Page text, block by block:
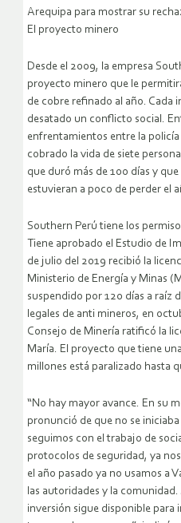
Arequipa para mostrar su
El proyecto minero
Desde el 2009, la empresa
proyecto minero que le
de cobre refinado al año. Cada
desatado un conflicto social.
enfrentamientos entre la
cobrado la vida de siete
que duró más de 100 días y
estuvieran a poco de perder el
Southern Perú tiene los
Tiene aprobado el Estudio de
de julio del 2019 recibió la
Ministerio de Energía y Minas
suspendido por 120 días a raíz
legales de anti mineros, en
Consejo de Minería ratificó la
María. El proyecto que tiene
millones está paralizado hasta
“No hay mayor avance. En su
pronunció de que no se
seguimos con el trabajo de
protocolos de seguridad, ya
el año pasado ya no usamos a
las autoridades y la comunidad.
inversión sigue disponible para